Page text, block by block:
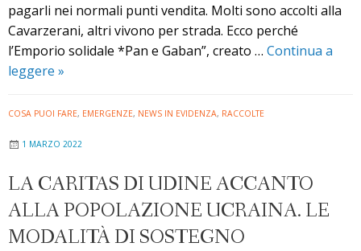
pagarli nei normali punti vendita. Molti sono accolti alla
Cavarzerani, altri vivono per strada. Ecco perché
l’Emporio solidale *Pan e Gaban”, creato … Continua a
leggere Emergenza
a
raccolta
di
indumenti,
scarpe,
»
COSA PUOI FARE, EMERGENZE, NEWS IN EVIDENZA, RACCOLTE
1 MARZO 2022
LA CARITAS DI UDINE ACCANTO
ALLA POPOLAZIONE UCRAINA. LE
MODALITÀ DI SOSTEGNO